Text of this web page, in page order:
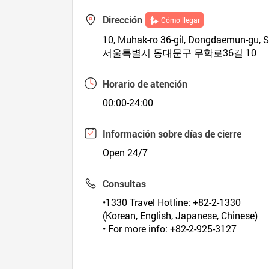
Dirección Cómo llegar
10, Muhak-ro 36-gil, Dongdaemun-gu,
서울특별시 동대문구 무학로36길 10
Horario de atención
00:00-24:00
Información sobre días de cierre
Open 24/7
Consultas
•1330 Travel Hotline: +82-2-1330
(Korean, English, Japanese, Chinese)
• For more info: +82-2-925-3127